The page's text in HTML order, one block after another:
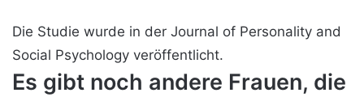
Die Studie wurde in der Journal of Personality and
Social Psychology veröffentlicht.
Es gibt noch andere Frauen, die